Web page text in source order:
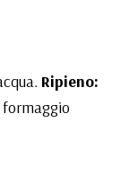
Ripieno: